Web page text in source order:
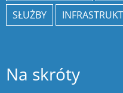
SŁUŻBY
Na skróty